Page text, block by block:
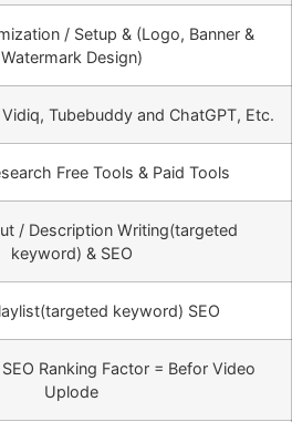
/ Setup & (Logo, Banner &
Watermark Design)
Tubebuddy and ChatGPT, Etc.
Free Tools & Paid Tools
/ Description Writing(targeted
keyword) & SEO
keyword) SEO
Ranking Factor = Befor Video
Uplode